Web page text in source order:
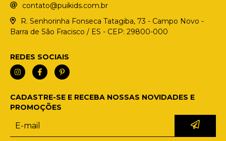
contato@puikids.com.br
R. Senhorinha Fonseca Tatagiba, 73 - Campo Novo -
Barra de São Fracisco / ES - CEP: 29800-000
REDES SOCIAIS
CADASTRE-SE E RECEBA NOSSAS NOVIDADES E
PROMOÇÕES